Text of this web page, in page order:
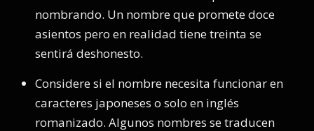
nombrando. Un nombre que promete doce
asientos pero en realidad tiene treinta se
sentirá deshonesto.
Considere si el nombre necesita funcionar en
caracteres japoneses o solo en inglés
romanizado. Algunos nombres se traducen